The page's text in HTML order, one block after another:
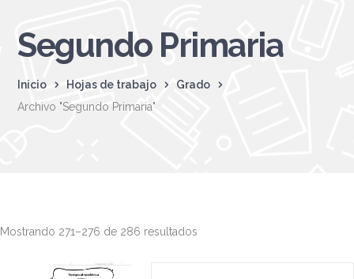
Segundo Primaria
Inicio Hojas de trabajo
Grado
Archivo "Segundo Primaria"
Mostrando 271–276 de 286 resultados